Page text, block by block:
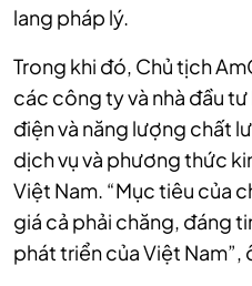
lang pháp lý.
Trong khi đó, Chủ tịch
các công ty và nhà đầu
điện và năng lượng chất
dịch vụ và phương thức
Việt Nam. “Mục tiêu của
giá cả phải chăng, đáng
phát triển của Việt Nam”,